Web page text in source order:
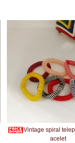
Vintage spiral
acelet